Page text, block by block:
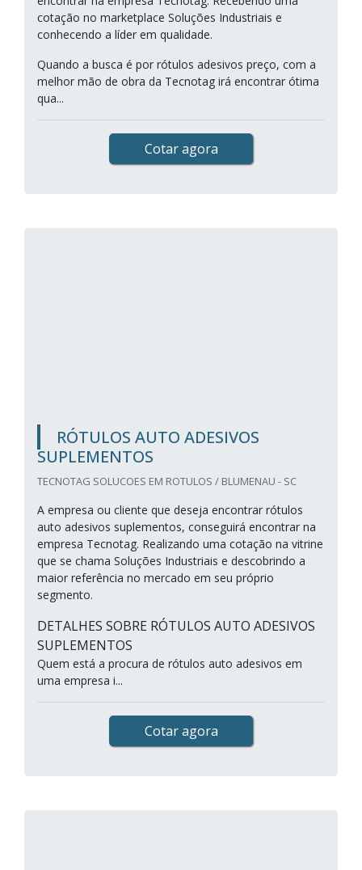
cotação no marketplace Soluções Industriais e
conhecendo a líder em qualidade.
Quando a busca é por rótulos adesivos preço, com a
melhor mão de obra da Tecnotag irá encontrar ótima
qua...
Cotar agora
RÓTULOS AUTO ADESIVOS
SUPLEMENTOS
TECNOTAG SOLUCOES EM ROTULOS / BLUMENAU - SC
A empresa ou cliente que deseja encontrar rótulos
auto adesivos suplementos, conseguirá encontrar na
empresa Tecnotag. Realizando uma cotação na vitrine
que se chama Soluções Industriais e descobrindo a
maior referência no mercado em seu próprio
segmento.
DETALHES SOBRE RÓTULOS AUTO ADESIVOS
SUPLEMENTOS
Quem está a procura de rótulos auto adesivos em
uma empresa i...
Cotar agora